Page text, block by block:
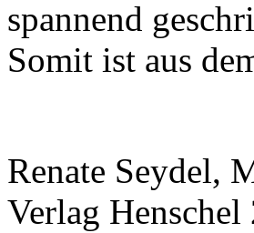
spannend
Somit ist aus
Renate Seydel,
Verlag Henschel